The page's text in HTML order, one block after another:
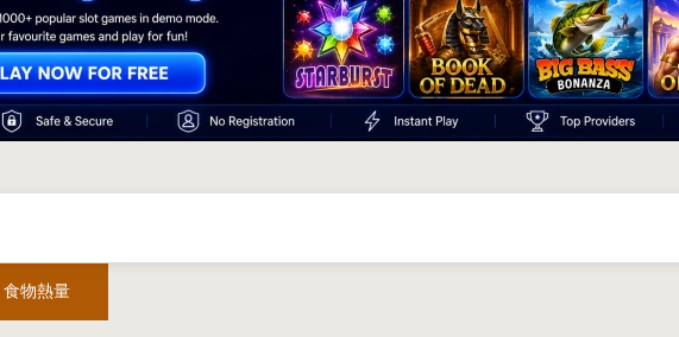
食物熱量